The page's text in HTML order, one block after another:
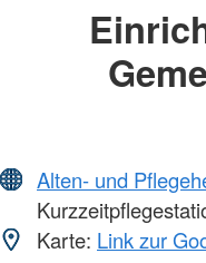
Alten- und
Karte: Link zur